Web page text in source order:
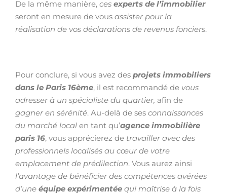
De la même manière, ces experts de l’immobilier
seront en mesure de vous assister pour la
réalisation de vos déclarations de revenus fonciers.
Pour conclure, si vous avez des projets immobiliers
dans le Paris 16ème, il est recommandé de vous
adresser à un spécialiste du quartier, afin de
gagner en sérénité. Au-delà de ses connaissances
du marché local en tant qu’agence immobilière
paris 16, vous apprécierez de travailler avec des
professionnels localisés au cœur de votre
emplacement de prédilection. Vous aurez ainsi
l’avantage de bénéficier des compétences avérées
d’une équipe expérimentée qui maîtrise à la fois